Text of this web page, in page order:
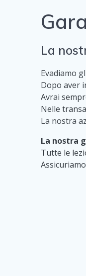
La
Evadiamo
Dopo aver
Avrai
Nelle
La nostra
La nostra
Tutte le